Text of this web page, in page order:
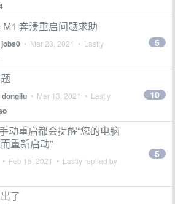
奔溃重启问题求助
jobs0 • Mar 23, 2021 • Lastly
5
dongliu • Mar 13, 2021 • Lastly
10
动重启都会提醒“您的电脑
重新启动”
• Feb 15, 2021 • Lastly replied by
5
了